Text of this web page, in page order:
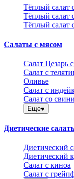
Тёплый салат
Тёплый салат
Тёплый салат
Салаты с мясом
Салат Цезарь
Салат с
Оливье
Салат с
Салат со
Еще
Диетические
Диетический
Диетический
Салат с киноа
Салат с